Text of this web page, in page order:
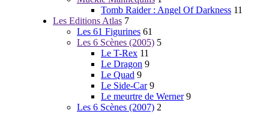
Tomb Raider : Angel Of Darkness 11
Les Editions Atlas 7
Les 61 Figurines 61
Les 6 Scènes (2005) 5
Le T-Rex 11
Le Dragon 9
Le Quad 9
Le Side-Car 9
Le meurtre de Werner 9
Les 6 Scènes (2007) 2